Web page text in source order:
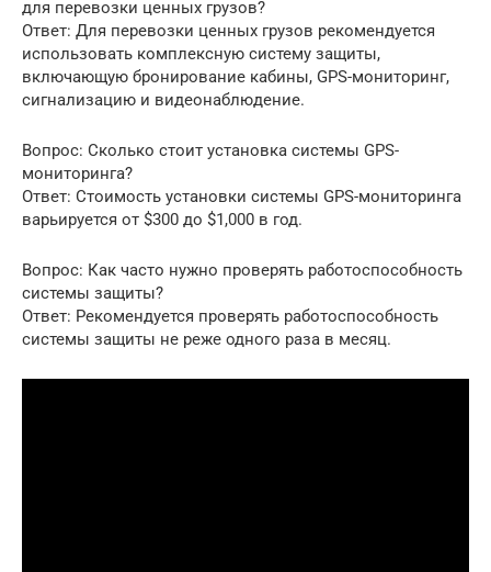
для перевозки ценных грузов?
Ответ: Для перевозки ценных грузов рекомендуется
использовать комплексную систему защиты,
включающую бронирование кабины, GPS-мониторинг,
сигнализацию и видеонаблюдение.
Вопрос: Сколько стоит установка системы GPS-
мониторинга?
Ответ: Стоимость установки системы GPS-мониторинга
варьируется от $300 до $1,000 в год.
Вопрос: Как часто нужно проверять работоспособность
системы защиты?
Ответ: Рекомендуется проверять работоспособность
системы защиты не реже одного раза в месяц.